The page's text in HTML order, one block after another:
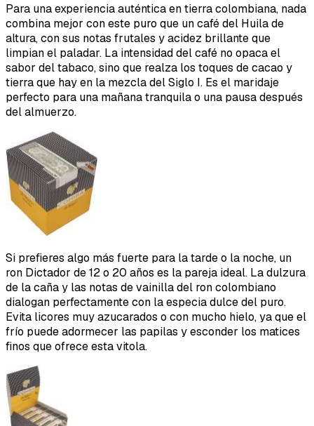
Para una experiencia auténtica en tierra colombiana, nada
combina mejor con este puro que un café del Huila de
altura, con sus notas frutales y acidez brillante que
limpian el paladar. La intensidad del café no opaca el
sabor del tabaco, sino que realza los toques de cacao y
tierra que hay en la mezcla del Siglo I. Es el maridaje
perfecto para una mañana tranquila o una pausa después
del almuerzo.
Si prefieres algo más fuerte para la tarde o la noche, un
ron Dictador de 12 o 20 años es la pareja ideal. La dulzura
de la caña y las notas de vainilla del ron colombiano
dialogan perfectamente con la especia dulce del puro.
Evita licores muy azucarados o con mucho hielo, ya que el
frío puede adormecer las papilas y esconder los matices
finos que ofrece esta vitola.